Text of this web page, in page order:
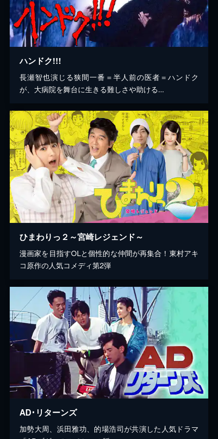
ハンドク!!!
長瀬智也演じる狭間一番＝半人前の医者＝ハンドク
が、大病院を舞台に生きる難しさや助ける...
ひまわりっ２～宮崎レジェンド～
漫画家を目指すOLと個性的な仲間が再集合！東村アキ
コ原作の人気コメディ第2弾
AD･リターンズ
加勢大周、浜田雅功、的場浩司が共演した人気ドラマ